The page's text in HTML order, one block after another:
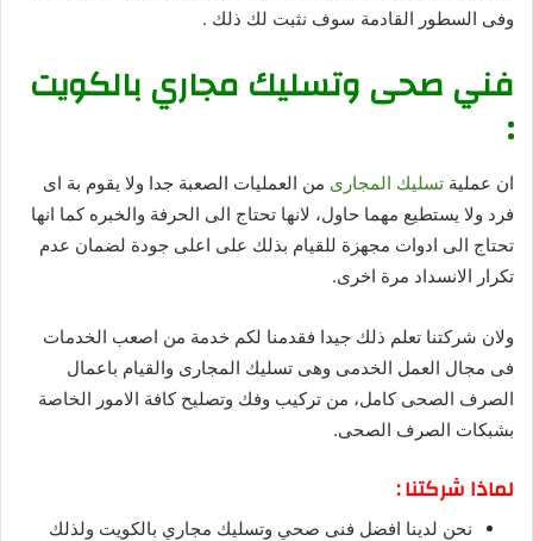
وفى السطور القادمة سوف نثبت لك ذلك .
فني صحى وتسليك مجاري بالكويت
:
ان عملية تسليك المجارى من العمليات الصعبة جدا ولا يقوم بة اى
فرد ولا يستطيع مهما حاول، لانها تحتاج الى الحرفة والخبره كما انها
تحتاج الى ادوات مجهزة للقيام بذلك على اعلى جودة لضمان عدم
تكرار الانسداد مرة اخرى.
ولان شركتنا تعلم ذلك جيدا فقدمنا لكم خدمة من اصعب الخدمات
فى مجال العمل الخدمى وهى تسليك المجارى والقيام باعمال
الصرف الصحى كامل، من تركيب وفك وتصليح كافة الامور الخاصة
بشبكات الصرف الصحى.
لماذا شركتنا :
نحن لدينا افضل فنى صحي وتسليك مجاري بالكويت ولذلك